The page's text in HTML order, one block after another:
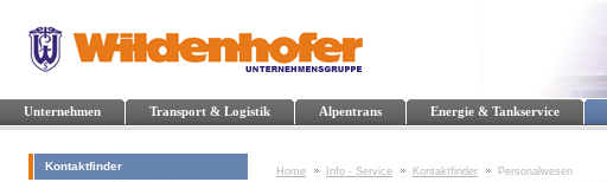
Unternehmen Transport & Logistik Alpentrans Energie & Tankservice
Kontaktfinder
Home Info - Service Kontaktfinder Personalwesen